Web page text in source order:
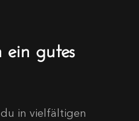
gutes
in vielfältigen